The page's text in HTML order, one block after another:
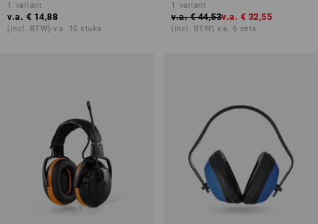
1 variant
v.a. € 14,88
(incl. BTW) v.a. 10 stuks
1 variant
v.a. € 44,53v.a. € 32,55
(incl. BTW) v.a. 6 sets